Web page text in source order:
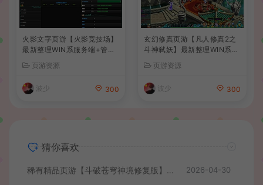
火影文字页游【火影竞技场】
最新整理WIN系服务端+管理
后台+详细搭建教程
页游资源
波少 300
玄幻修真页游【凡人修真2之
斗神弑妖】最新整理WIN系服
务端+GM工具+详细搭建教程
+外网教程
页游资源
波少 300
猜你喜欢
稀有精品页游【斗破苍穹神境修复版】最新整理单机一键即玩镜像端+Linux手工服务端+管理后台+详细搭建教程 2026-04-30